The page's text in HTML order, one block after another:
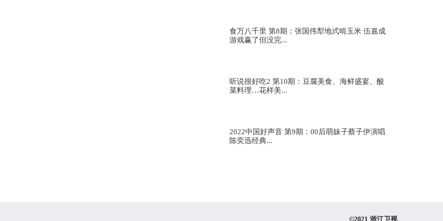
食万八千里 第8期：张国伟犁地式啃玉米 伍嘉成
游戏赢了但没完...
听说很好吃2 第10期：豆腐美食、海鲜盛宴、酸
菜料理…花样美...
2022中国好声音 第9期：00后萌妹子蔡子伊演唱
陈奕迅经典...
©2021 浙江卫视